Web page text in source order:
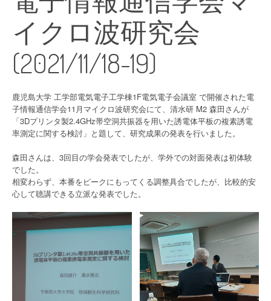
イクロ波研究会
(2021/11/18-19)
鹿児島大学 工学部電気電子工学棟1F電気電子会議室 で開催された電
子情報通信学会11月マイクロ波研究会にて、清水研 M2 森田さんが
「3Dプリンタ製2.4GHz帯空洞共振器を用いた誘電体平板の複素誘電
率測定に関する検討」と題して、研究成果の発表を行いました。
森田さんは、3回目の学会発表でしたが、学外での対面発表は初体験
でした。
相変わらず、本番をピークにもってくる調整具合でしたが、比較的安
心して聴講できる立派な発表でした。